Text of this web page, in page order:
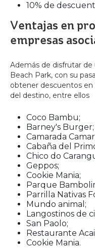
10% de
Ventajas en
empresas
Además de disfrutar
Beach Park, con su
obtener descuentos en
del destino, entre ellos
Coco Bambu;
Barney's Burger;
Camarada
Cabaña del
Chico do
Geppos;
Cookie Mania;
Parque
Parrilla Nativas
Mundo animal;
Langostinos de
San Paolo;
Restaurante
Cookie Mania.